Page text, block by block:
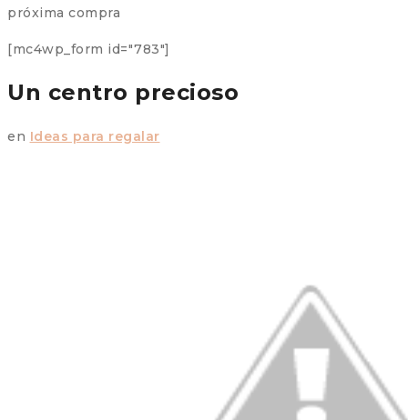
próxima compra
[mc4wp_form id="783"]
Un centro precioso
en Ideas para regalar